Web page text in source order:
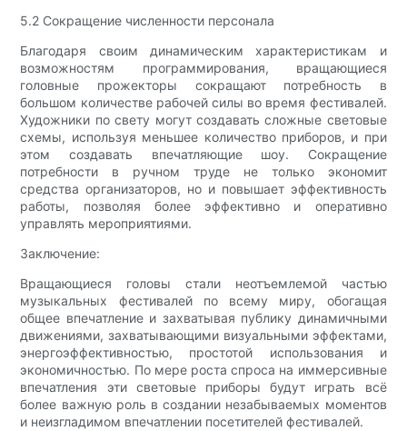
5.2 Сокращение численности персонала
Благодаря своим динамическим характеристикам и
возможностям программирования, вращающиеся
головные прожекторы сокращают потребность в
большом количестве рабочей силы во время фестивалей.
Художники по свету могут создавать сложные световые
схемы, используя меньшее количество приборов, и при
этом создавать впечатляющие шоу. Сокращение
потребности в ручном труде не только экономит
средства организаторов, но и повышает эффективность
работы, позволяя более эффективно и оперативно
управлять мероприятиями.
Заключение:
Вращающиеся головы стали неотъемлемой частью
музыкальных фестивалей по всему миру, обогащая
общее впечатление и захватывая публику динамичными
движениями, захватывающими визуальными эффектами,
энергоэффективностью, простотой использования и
экономичностью. По мере роста спроса на иммерсивные
впечатления эти световые приборы будут играть всё
более важную роль в создании незабываемых моментов
и неизгладимом впечатлении посетителей фестивалей.